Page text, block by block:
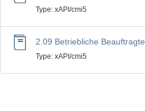
Type: xAPI/cmi5
2.09 Betriebliche Beauftragte
Type: xAPI/cmi5